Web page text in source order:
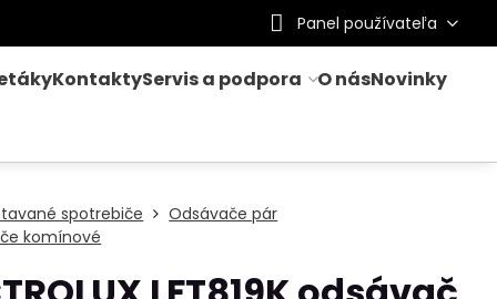
Panel používateľa
KontaktyServis a podpora O násNovinky
spotrebiče
Odsávače pár
komínové